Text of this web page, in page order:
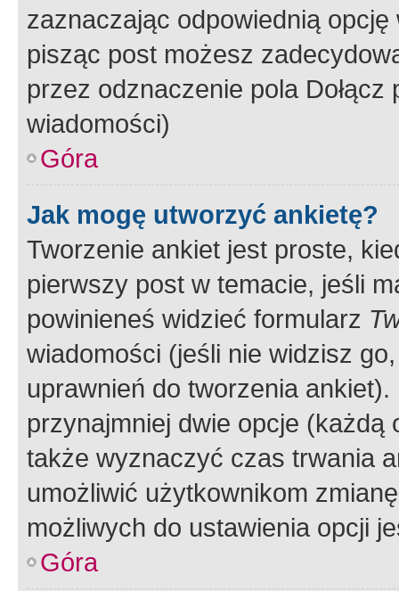
zaznaczając odpowiednią
pisząc post możesz
przez odznaczenie pola
wiadomości)
Góra
Jak mogę utworzyć ankietę?
Tworzenie ankiet jest proste,
pierwszy post w temacie, jeśli
powinieneś widzieć formularz
wiadomości (jeśli nie widzisz
uprawnień do tworzenia
przynajmniej dwie opcje
także wyznaczyć czas trwania
umożliwić użytkownikom
możliwych do ustawienia opcji
Góra